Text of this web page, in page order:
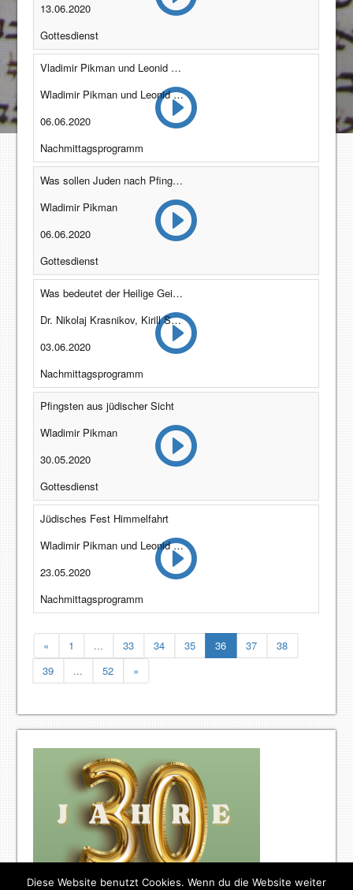
13.06.2020
Gottesdienst
Vladimir Pikman und Leonid Kruter im Dialog.
Wladimir Pikman und Leonid Kruter
06.06.2020
Nachmittagsprogramm
Was sollen Juden nach Pfingsten machen?
Wladimir Pikman
06.06.2020
Gottesdienst
Was bedeutet der Heilige Geist für die messianische Bewegung?
Dr. Nikolaj Krasnikov, Kirill Swiderski und Peter Dippl
03.06.2020
Nachmittagsprogramm
Pfingsten aus jüdischer Sicht
Wladimir Pikman
30.05.2020
Gottesdienst
Jüdisches Fest Himmelfahrt
Wladimir Pikman und Leonid Kruter
23.05.2020
Nachmittagsprogramm
« 1 ... 33 34 35 36 37
38
39
... 52 »
Diese Website benutzt Cookies. Wenn du die Website weiter